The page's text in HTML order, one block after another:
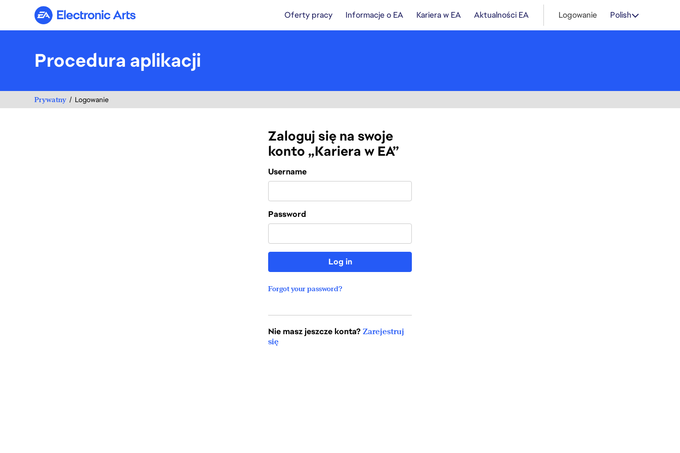
Electronic Arts Oferty pracy Informacje o EA Kariera w EA Aktualności EA Logowanie Polish
Procedura aplikacji
Prywatny Logowanie
Zaloguj się na swoje
konto „Kariera w EA”
Login
Username
Password
Log in
Forgot your password?
Nie masz jeszcze konta? Zarejestruj
się